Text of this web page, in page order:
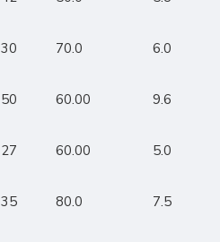
30 70.0 6.0
50 60.00 9.6
27 60.00 5.0
35 80.0 7.5